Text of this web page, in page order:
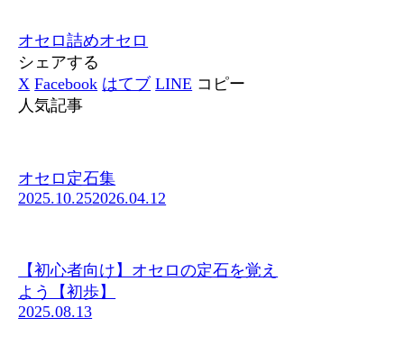
オセロ詰めオセロ
シェアする
X Facebook はてブ LINE コピー
人気記事
オセロ定石集
2025.10.252026.04.12
【初心者向け】オセロの定石を覚え
よう【初歩】
2025.08.13